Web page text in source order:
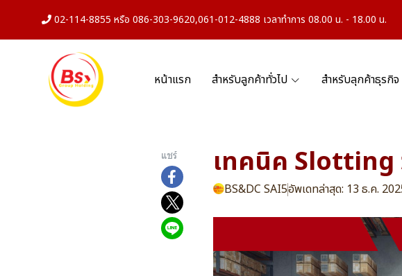
02-114-8855 หรือ 086-303-9620,061-012-4888 เวลาทำการ 08.00 น. - 18.00 น.
หน้าแรก สำหรับลูกค้าทั่วไป สำหรับลุกค้าธุรกิจ
แชร์ เทคนิค Slotting
BS&DC SAI5อัพเดทล่าสุด: 13 ธ.ค.